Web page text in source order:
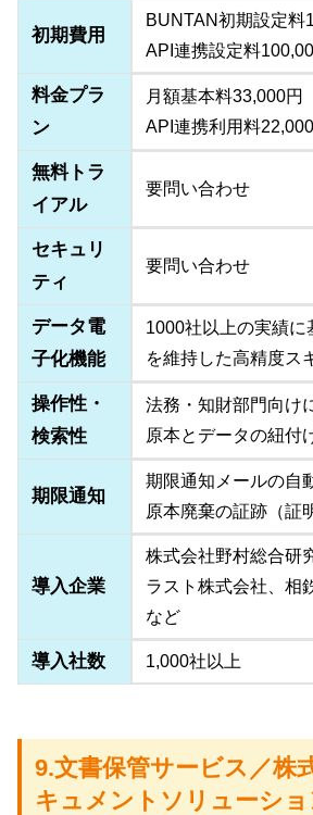
初期費用
BUNTAN初期設定料
API連携設定料
料金プラ
ン
月額基本料33,000円
API連携利用料
無料トラ
イアル
要問い合わせ
セキュリ
ティ
要問い合わせ
データ電
子化機能
1000社以上の実績に
を維持した高精度ス
操作性・
検索性
法務・知財部門向け
原本とデータの紐付
期限通知
期限通知メールの自
原本廃棄の証跡（証
導入企業
株式会社野村総合研
ラスト株式会社、相
など
導入社数 1,000社以上
9.文書保管サービス／株
キュメントソリューシ